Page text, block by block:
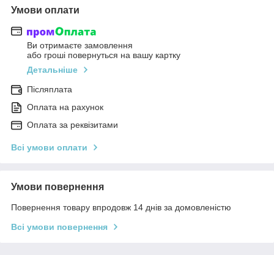
Умови оплати
Ви отримаєте замовлення
або гроші повернуться на вашу картку
Детальніше
Післяплата
Оплата на рахунок
Оплата за реквізитами
Всі умови оплати
Умови повернення
Повернення товару впродовж 14 днів за домовленістю
Всі умови повернення